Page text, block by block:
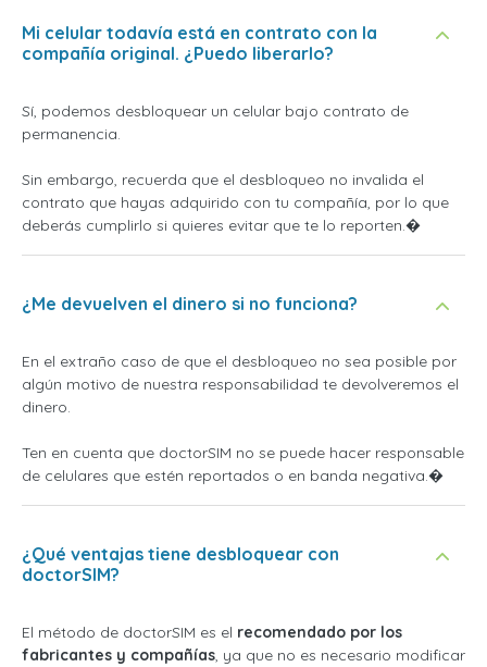
Mi celular todavía está en contrato con la
compañía original. ¿Puedo liberarlo?
Sí, podemos desbloquear un celular bajo contrato de
permanencia.
Sin embargo, recuerda que el desbloqueo no invalida el
contrato que hayas adquirido con tu compañía, por lo que
deberás cumplirlo si quieres evitar que te lo reporten.�
¿Me devuelven el dinero si no funciona?
En el extraño caso de que el desbloqueo no sea posible por
algún motivo de nuestra responsabilidad te devolveremos el
dinero.
Ten en cuenta que doctorSIM no se puede hacer responsable
de celulares que estén reportados o en banda negativa.�
¿Qué ventajas tiene desbloquear con
doctorSIM?
El método de doctorSIM es el recomendado por los
fabricantes y compañías, ya que no es necesario modificar